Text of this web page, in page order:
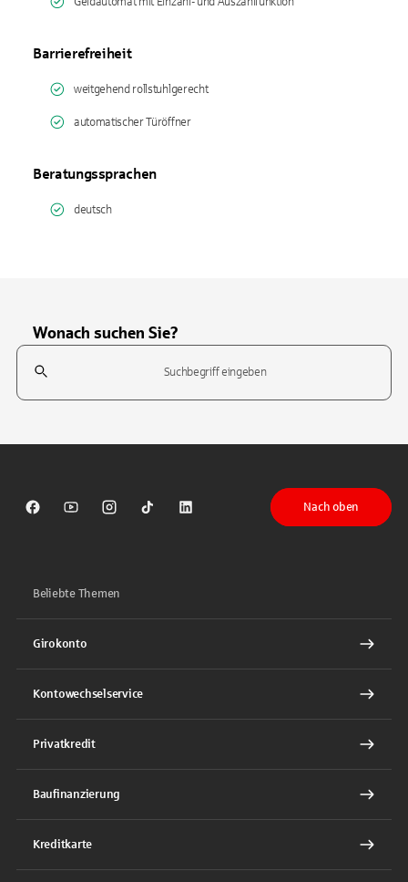
Barrierefreiheit
weitgehend rollstuhlgerecht
automatischer Türöffner
Beratungssprachen
deutsch
Wonach suchen Sie?
Suchfeld
Sparkasse auf Facebook
Sparkasse auf Youtube
Sparkasse auf Instagram
Sparkasse auf TikTok
Sparkasse auf LinkedIn
Nach oben
Beliebte Themen
Girokonto
Kontowechselservice
Privatkredit
Baufinanzierung
Kreditkarte